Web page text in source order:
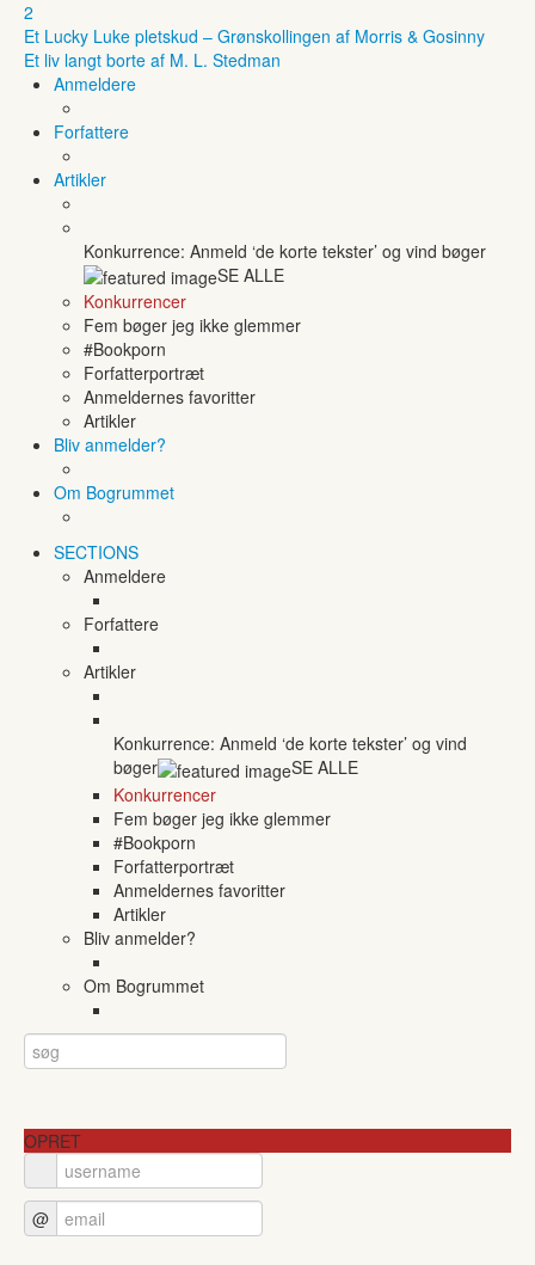
2
Et Lucky Luke pletskud – Grønskollingen af Morris & Gosinny
Et liv langt borte af M. L. Stedman
Anmeldere
Forfattere
Artikler
Konkurrence: Anmeld ‘de korte tekster’ og vind bøger
SE ALLE
Konkurrencer
Fem bøger jeg ikke glemmer
#Bookporn
Forfatterportræt
Anmeldernes favoritter
Artikler
Bliv anmelder?
Om Bogrummet
SECTIONS
Anmeldere
Forfattere
Artikler
Konkurrence: Anmeld ‘de korte tekster’ og vind
bøger
SE ALLE
Konkurrencer
Fem bøger jeg ikke glemmer
#Bookporn
Forfatterportræt
Anmeldernes favoritter
Artikler
Bliv anmelder?
Om Bogrummet
OPRET
@